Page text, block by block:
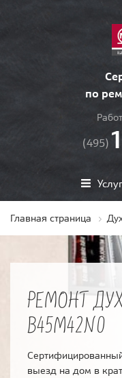
по
(495)
Главная страница
РЕМОНТ
B45M42N0
выезд на дом в